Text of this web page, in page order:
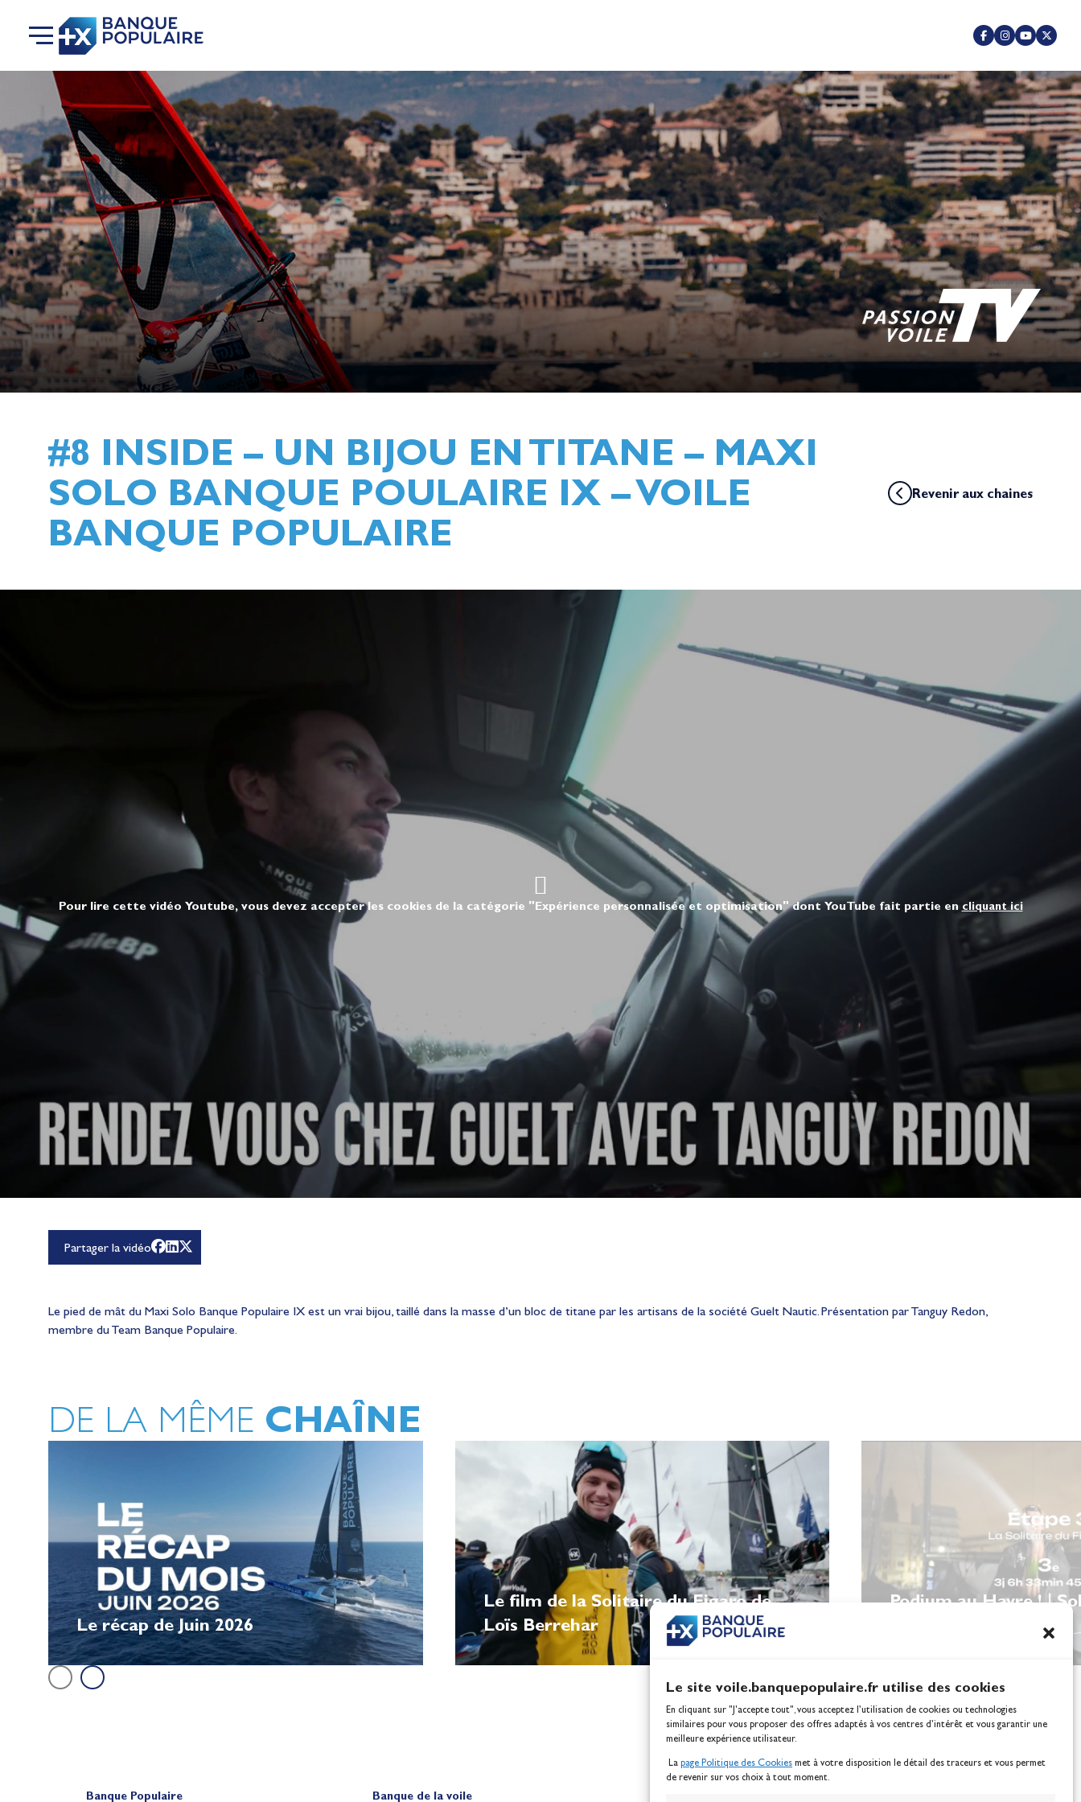
Le site voile.banquepopulaire.fr utilise des cookies
En cliquant sur "J'accepte tout", vous acceptez l’utilisation de cookies ou technologies
similaires pour vous proposer des offres adaptés à vos centres d’intérêt et vous garantir une
meilleure expérience utilisateur.
La page Politique des Cookies met à votre disposition le détail des traceurs et vous permet
de revenir sur vos choix à tout moment.
#8 INSIDE – UN BIJOU EN TITANE – MAXI
SOLO BANQUE POULAIRE IX – VOILE
BANQUE POPULAIRE
Revenir aux chaines
Pour lire cette vidéo Youtube, vous devez accepter les cookies de la catégorie "Expérience personnalisée et optimisation" dont YouTube fait partie en cliquant ici
Partager la vidéo
Le pied de mât du Maxi Solo Banque Populaire IX est un vrai bijou, taillé dans la masse d’un bloc de titane par les artisans de la société Guelt Nautic. Présentation par Tanguy Redon,
membre du Team Banque Populaire.
DE LA MÊME CHAÎNE
Le récap de Juin 2026
Le film de la Solitaire du Figaro de
Loïs Berrehar
Podium au Havre ! |
Banque Populaire Banque de la voile